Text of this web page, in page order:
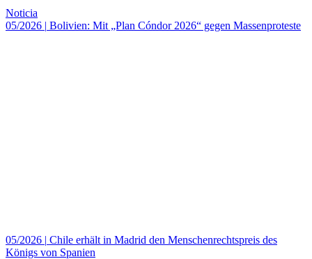
Noticia
05/2026 | Bolivien: Mit „Plan Cóndor 2026“ gegen Massenproteste
05/2026 | Chile erhält in Madrid den Menschenrechtspreis des
Königs von Spanien